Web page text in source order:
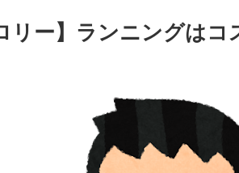
リー】ランニングは